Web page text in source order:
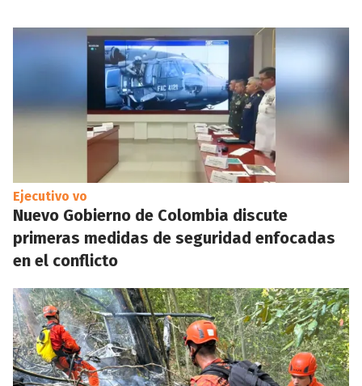
Ejecutivo vo
Nuevo Gobierno de Colombia discute
primeras medidas de seguridad enfocadas
en el conflicto